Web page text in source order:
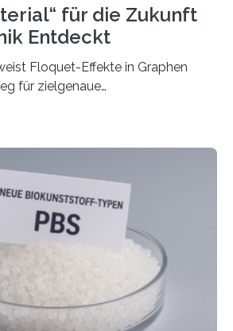
für die Zukunft
Entdeckt
Floquet-Effekte in Graphen
für zielgenaue
dick, aber extrem leitfähig und
Batterien und effizienten
Studie hebt das Potenzial nun
Level: Zum ersten Mal haben
Universität Göttingen gemeinsam
Bremen und der
wie in Graphen…